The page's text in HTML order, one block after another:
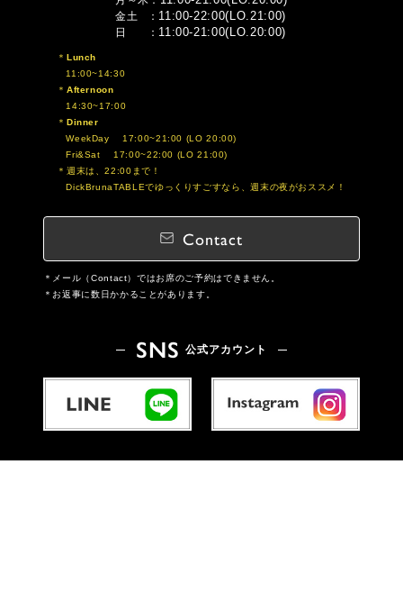
金土 11:00-22:00(LO.21:00)
日 11:00-21:00(LO.20:00)
Lunch
11:00~14:30
Afternoon
14:30~17:00
Dinner
WeekDay 17:00~21:00 (LO 20:00)
Fri&Sat 17:00~22:00 (LO 21:00)
週末は、22:00まで！
DickBrunaTABLEでゆっくりすごすなら、週末の夜がおススメ！
Contact
メール（Contact）ではお席のご予約はできません。
お返事に数日かかることがあります。
SNS 公式アカウント